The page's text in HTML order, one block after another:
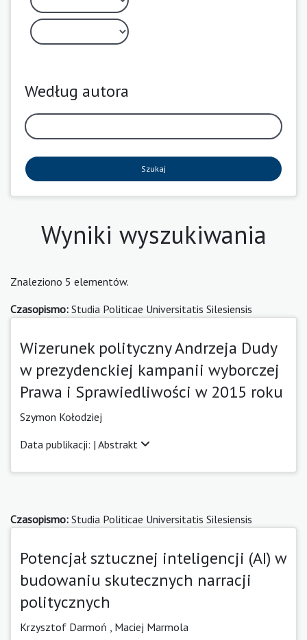
Według autora
Szukaj
Wyniki wyszukiwania
Znaleziono 5 elementów.
Czasopismo: Studia Politicae Universitatis Silesiensis
Wizerunek polityczny Andrzeja Dudy
w prezydenckiej kampanii wyborczej
Prawa i Sprawiedliwości w 2015 roku
Szymon Kołodziej
Data publikacji: | Abstrakt
Czasopismo: Studia Politicae Universitatis Silesiensis
Potencjał sztucznej inteligencji (AI) w
budowaniu skutecznych narracji
politycznych
Krzysztof Darmoń
Maciej Marmola